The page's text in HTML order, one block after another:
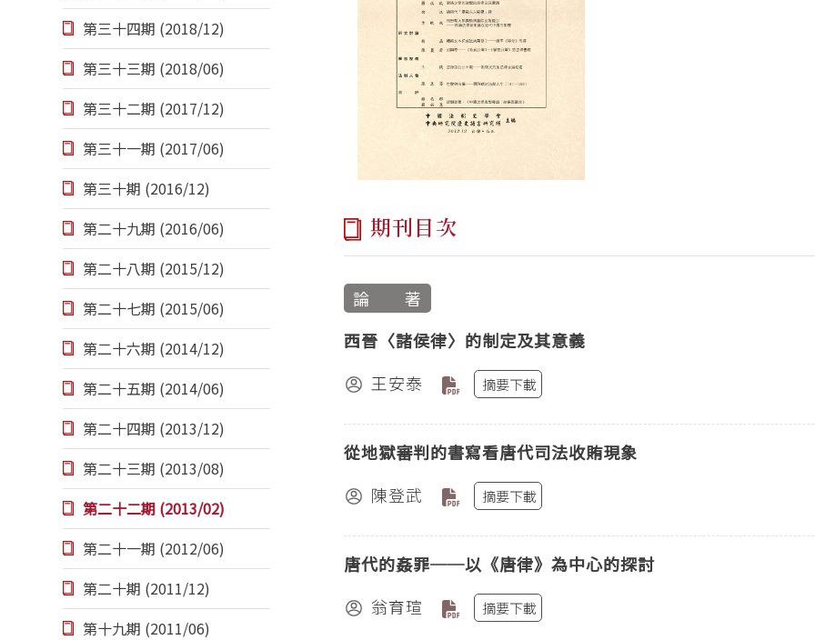
第三十四期 (2018/12)
第三十三期 (2018/06)
第三十二期 (2017/12)
第三十一期 (2017/06)
第三十期 (2016/12)
第二十九期 (2016/06)
第二十八期 (2015/12)
第二十七期 (2015/06)
第二十六期 (2014/12)
第二十五期 (2014/06)
第二十四期 (2013/12)
第二十三期 (2013/08)
第二十二期 (2013/02)
第二十一期 (2012/06)
第二十期 (2011/12)
第十九期 (2011/06)
期刊目次
論 著
西晉〈諸侯律〉的制定及其意義
王安泰
摘要下載
從地獄審判的書寫看唐代司法收賄現象
陳登武
摘要下載
唐代的姦罪──以《唐律》為中心的探討
翁育瑄
摘要下載